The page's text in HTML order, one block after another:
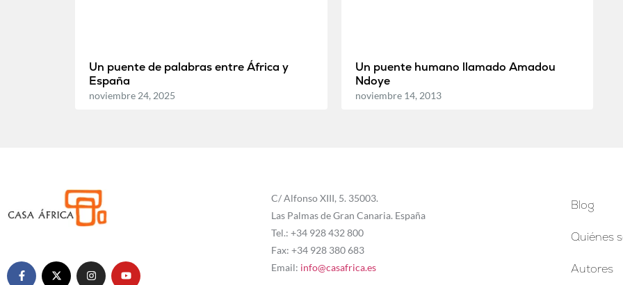
Un puente de palabras entre África y
España
noviembre 24, 2025
Un puente humano llamado Amadou
Ndoye
noviembre 14, 2013
C/ Alfonso XIII, 5. 35003.
Las Palmas de Gran Canaria. España
Tel.: +34 928 432 800
Fax: +34 928 380 683
Email: info@casafrica.es
Blog
Quiénes
Autores